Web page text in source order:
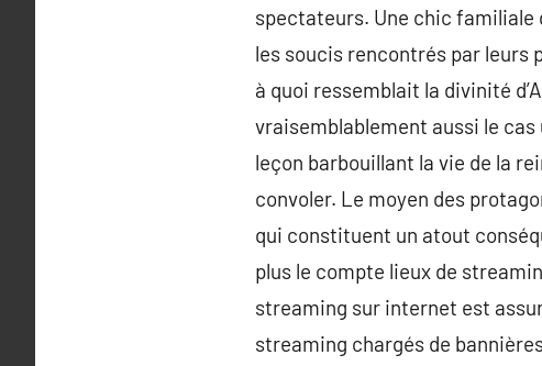
spectateurs. Une chic familiale
les soucis rencontrés par leurs
à quoi ressemblait la divinité
vraisemblablement aussi le
leçon barbouillant la vie de la
convoler. Le moyen des
qui constituent un atout
plus le compte lieux de
streaming sur internet est
streaming chargés de